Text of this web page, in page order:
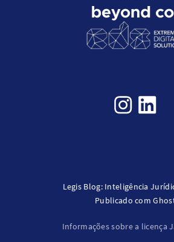
Legis Blog: Inteligência
Publicado com
Informações sobre a licença